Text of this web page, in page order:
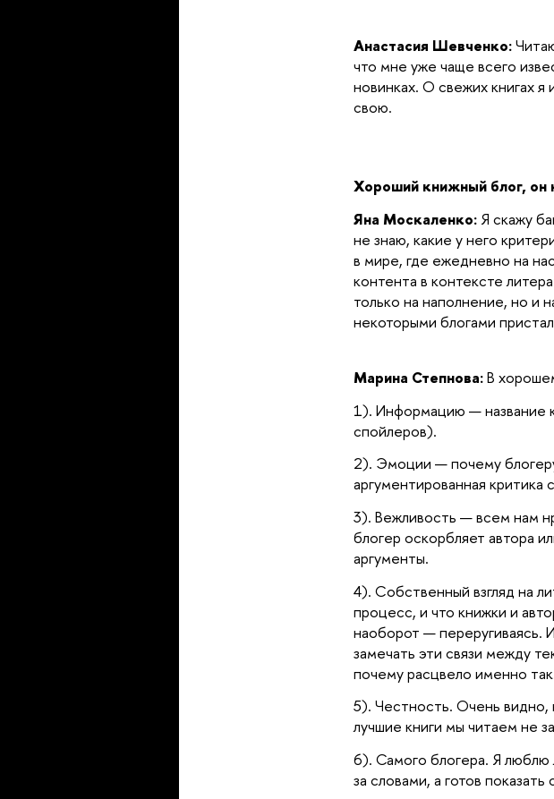
Анастасия Шевченко:
что мне уже чаще всего
новинках. О свежих книгах
свою.
Хороший книжный блог, он
Яна Москаленко: Я скажу
не знаю, какие у него
в мире, где ежедневно на
контента в контексте
только на наполнение, но и
некоторыми блогами
Марина Степнова:В
1). Информацию — название
спойлеров).
2). Эмоции — почему
аргументированная
3). Вежливость — всем нам
блогер оскорбляет автора
аргументы.
4). Собственный взгляд на
процесс, и что книжки и
наоборот — переругиваясь.
замечать эти связи между
почему расцвело именно
5). Честность. Очень видно,
лучшие книги мы читаем не
6). Самого блогера. Я люблю
за словами, а готов